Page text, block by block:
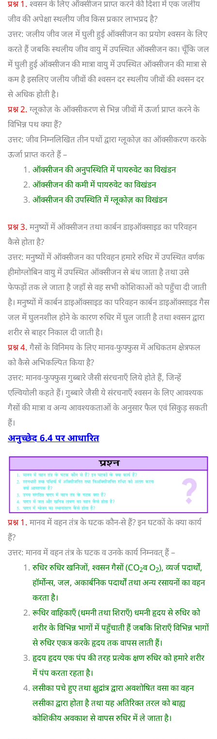
प्रश्न 1. श्वसन के लिए ऑक्सीजन प्राप्त करने की दिशा में एक जलीय
जीव की अपेक्षा स्थलीय जीव किस प्रकार लाभप्रद है?
उत्तर: जलीय जीव जल में घुली हुई ऑक्सीजन का प्रयोग श्वसन के लिए
करते हैं जबकि स्थलीय जीव वायु में उपस्थित ऑक्सीजन का। चूँकि जल
में घुली हुई ऑक्सीजन की मात्रा वायु में उपस्थित ऑक्सीजन की मात्रा से
कम है इसलिए जलीय जीवों की श्वसन दर स्थलीय जीवों की श्वसन दर
से अधिक होती है।
प्रश्न 2. ग्लूकोज़ के ऑक्सीकरण से भिन्न जीवों में ऊर्जा प्राप्त करने के
विभिन्न पथ क्या हैं?
उत्तर: जीव निम्नलिखित तीन पथों द्वारा ग्लूकोज़ का ऑक्सीकरण करके
ऊर्जा प्राप्त करते हैं –
ऑक्सीजन की अनुपस्थिति में पायरुवेट का विखंडन
ऑक्सीजन की कमी में पायरुवेट का विखंडन
ऑक्सीजन की उपस्थिति में ग्लूकोज़ का विखंडन
प्रश्न 3. मनुष्यों में ऑक्सीजन तथा कार्बन डाइऑक्साइड का परिवहन
कैसे होता है?
उत्तर: मनुष्यों में ऑक्सीजन का परिवहन हमारे रुधिर में उपस्थित वर्णक
हीमोग्लोबिन वायु में उपस्थित ऑक्सीजन से बंध जाता है तथा उसे
फेफड़ों तक ले जाता है जहाँ से वह सभी कोशिकाओं को पहुँचा दी जाती
है। मनुष्यों में कार्बन डाइऑक्साइड का परिवहन कार्बन डाइऑक्साइड गैस
जल में घुलनशील होने के कारण रुधिर में घुल जाती है तथा श्वसन द्वारा
शरीर से बाहर निकाल दी जाती है।
प्रश्न 4. गैसों के विनिमय के लिए मानव-फुफ्फुस में अधिकतम क्षेत्रफल
को कैसे अभिकल्पित किया है?
उत्तर: मानव-फुफ्फुस गुब्बारे जैसी संरचनाएँ लिये होते हैं, जिन्हें
एल्वियोली कहते हैं। गुब्बारे जैसी ये संरचनाएँ श्वसन के लिए आवश्यक
गैसों की मात्रा व अन्य आवश्यकताओं के अनुसार फैल एवं सिकुड़ सकती
हैं।
अनुच्छेद 6.4 पर आधारित
प्रश्न 1. मानव में वहन तंत्र के घटक कौन-से हैं? इन घटकों के क्या कार्य
हैं?
उत्तर: मानव में वहन तंत्र के घटक व उनके कार्य निम्नवत् हैं –
रुधिर रुधिर खनिजों, श्वसन गैसों (CO2व O2), व्यर्ज पदार्थों,
हॉर्मोन्स, जल, अकार्बनिक पदार्थों तथा अन्य रसायनों का वहन
करता है।
रूधिर वाहिकाएँ (धमनी तथा शिराएँ) धमनी हृदय से रुधिर को
शरीर के विभिन्न भागों में पहुँचाती हैं जबकि शिराएँ विभिन्न भागों
से रुधिर एकत्र करके हृदय तक वापस लाती हैं।
हृदय हृदय एक पंप की तरह प्रत्येक क्षण रुधिर को हमारे शरीर
में पंप करता रहता है।
लसीका पचे हुए तथा क्षुद्रांत्र द्वारा अवशोषित वसा का वहन
लसीका द्वारा होता है तथा यह अतिरिक्त तरल को बाह्य
कोशिकीय अवकाश से वापस रुधिर में ले जाता है।